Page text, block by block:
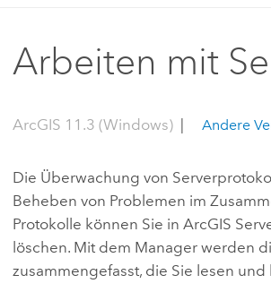
Arbeiten mit
ArcGIS 11.3 (Windows) | Andere
Die Überwachung von
Beheben von Problemen im
Protokolle können Sie inArcGIS
löschen. Mit dem Manager werden
zusammengefasst, die Sie lesen